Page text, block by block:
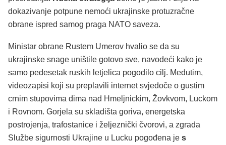
dokazivanje potpune nemoći ukrajinske protuzračne
obrane ispred samog praga NATO saveza.
Ministar obrane Rustem Umerov hvalio se da su
ukrajinske snage uništile gotovo sve, navodeći kako je
samo pedesetak ruskih letjelica pogodilo cilj. Međutim,
videozapisi koji su preplavili internet svjedoče o gustim
crnim stupovima dima nad Hmeljnickim, Žovkvom, Luckom
i Rovnom. Gorjela su skladišta goriva, energetska
postrojenja, trafostanice i željeznički čvorovi, a zgrada
Službe sigurnosti Ukrajine u Lucku pogođena je s